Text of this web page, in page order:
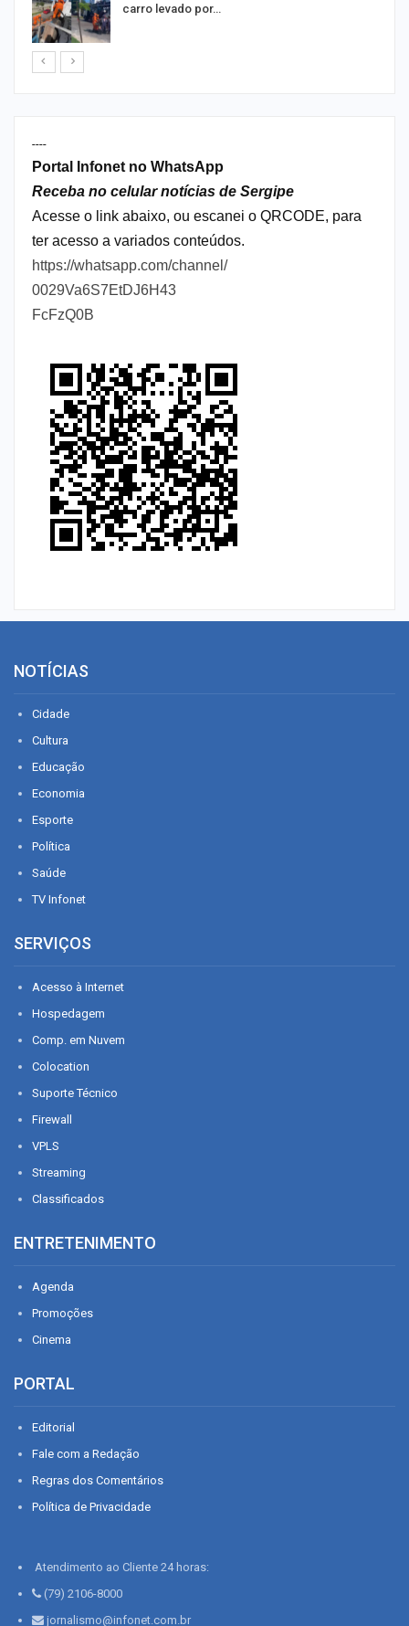
carro levado por…
----
Portal Infonet no WhatsApp
Receba no celular notícias de Sergipe
Acesse o link abaixo, ou escanei o QRCODE, para
ter acesso a variados conteúdos.
https://whatsapp.com/channel/
0029Va6S7EtDJ6H43
FcFzQ0B
NOTÍCIAS
Cidade
Cultura
Educação
Economia
Esporte
Política
Saúde
TV Infonet
SERVIÇOS
Acesso à Internet
Hospedagem
Comp. em Nuvem
Colocation
Suporte Técnico
Firewall
VPLS
Streaming
Classificados
ENTRETENIMENTO
Agenda
Promoções
Cinema
PORTAL
Editorial
Fale com a Redação
Regras dos Comentários
Política de Privacidade
Atendimento ao Cliente 24 horas:
(79) 2106-8000
jornalismo@infonet.com.br